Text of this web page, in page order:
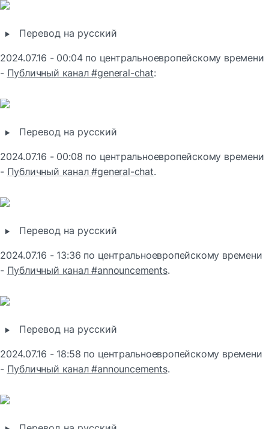
‣ Перевод на русский
2024.07.16 - 00:04 по центральноевропейскому времени
- Публичный канал #general-chat:
‣ Перевод на русский
2024.07.16 - 00:08 по центральноевропейскому времени
- Публичный канал #general-chat.
‣ Перевод на русский
2024.07.16 - 13:36 по центральноевропейскому времени
- Публичный канал #announcements.
‣ Перевод на русский
2024.07.16 - 18:58 по центральноевропейскому времени
- Публичный канал #announcements.